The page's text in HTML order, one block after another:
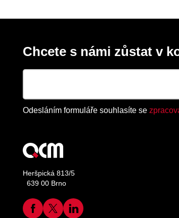
Chcete s námi zůstat v
Odesláním formuláře souhlasíte se
Heršpická 813/5
639 00 Brno